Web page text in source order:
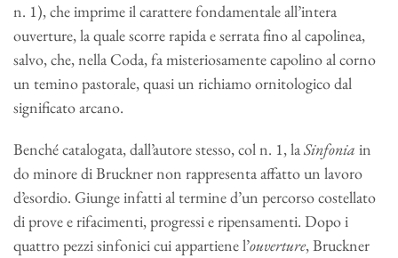
n. 1), che imprime il carattere fondamentale all’intera
ouverture, la quale scorre rapida e serrata fino al capolinea,
salvo, che, nella Coda, fa misteriosamente capolino al corno
un temino pastorale, quasi un richiamo ornitologico dal
significato arcano.
Benché catalogata, dall’autore stesso, col n. 1, laSinfonia in
do minore di Bruckner non rappresenta affatto un lavoro
d’esordio. Giunge infatti al termine d’un percorso costellato
di prove e rifacimenti, progressi e ripensamenti. Dopo i
quattro pezzi sinfonici cui appartiene l’ouverture, Bruckner